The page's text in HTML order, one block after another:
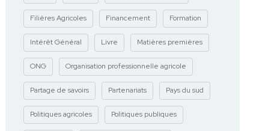
Filières Agricoles Financement Formation
Intérêt Général Livre Matières premières
ONG Organisation professionnelle agricole
Partage de savoirs Partenariats Pays du sud
Politiques agricoles Politiques publiques